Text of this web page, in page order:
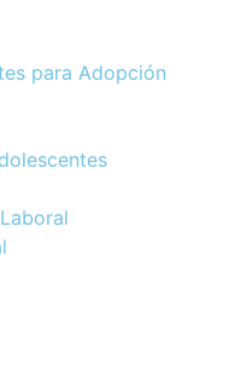
para Adopción